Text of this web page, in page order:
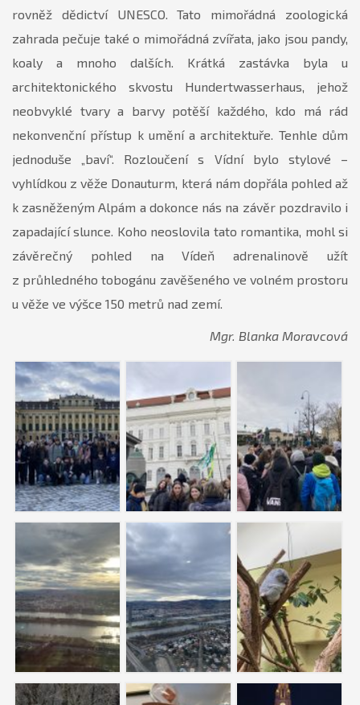
rovněž dědictví UNESCO. Tato mimořádná zoologická
zahrada pečuje také o mimořádná zvířata, jako jsou pandy,
koaly a mnoho dalších. Krátká zastávka byla u
architektonického skvostu Hundertwasserhaus, jehož
neobvyklé tvary a barvy potěší každého, kdo má rád
nekonvenční přístup k umění a architektuře. Tenhle dům
jednoduše „baví“. Rozloučení s Vídní bylo stylové –
vyhlídkou z věže Donauturm, která nám dopřála pohled až
k zasněženým Alpám a dokonce nás na závěr pozdravilo i
zapadající slunce. Koho neoslovila tato romantika, mohl si
závěrečný pohled na Vídeň adrenalinově užít
z průhledného tobogánu zavěšeného ve volném prostoru
u věže ve výšce 150 metrů nad zemí.
Mgr. Blanka Moravcová